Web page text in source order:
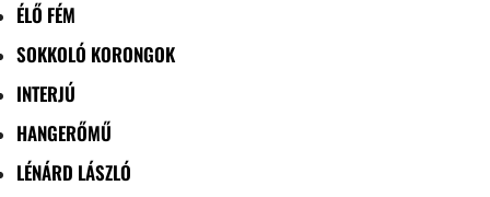
ÉLŐ FÉM
SOKKOLÓ KORONGOK
INTERJÚ
HANGERŐMŰ
LÉNÁRD LÁSZLÓ